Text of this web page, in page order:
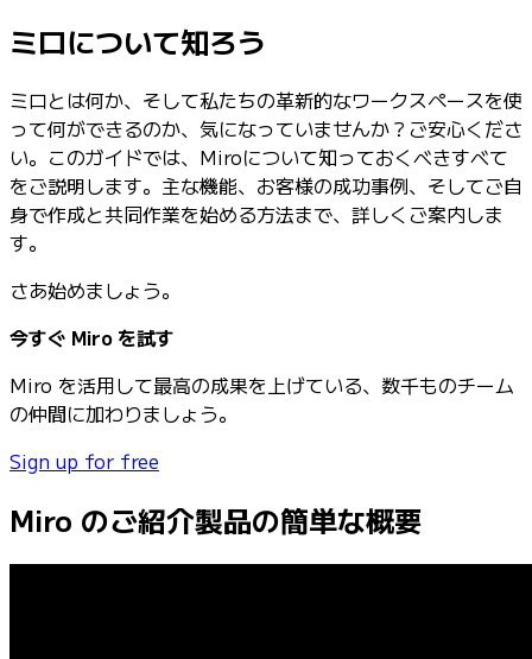
ミロについて知ろう
ミロとは何か、そして私たちの革新的なワークスペースを使
って何ができるのか、気になっていませんか？ご安心くださ
い。このガイドでは、Miroについて知っておくべきすべて
をご説明します。主な機能、お客様の成功事例、そしてご自
身で作成と共同作業を始める方法まで、詳しくご案内しま
す。
さあ始めましょう。
今すぐ Miro を試す
Miro を活用して最高の成果を上げている、数千ものチーム
の仲間に加わりましょう。
Sign up for free
Miro のご紹介製品の簡単な概要